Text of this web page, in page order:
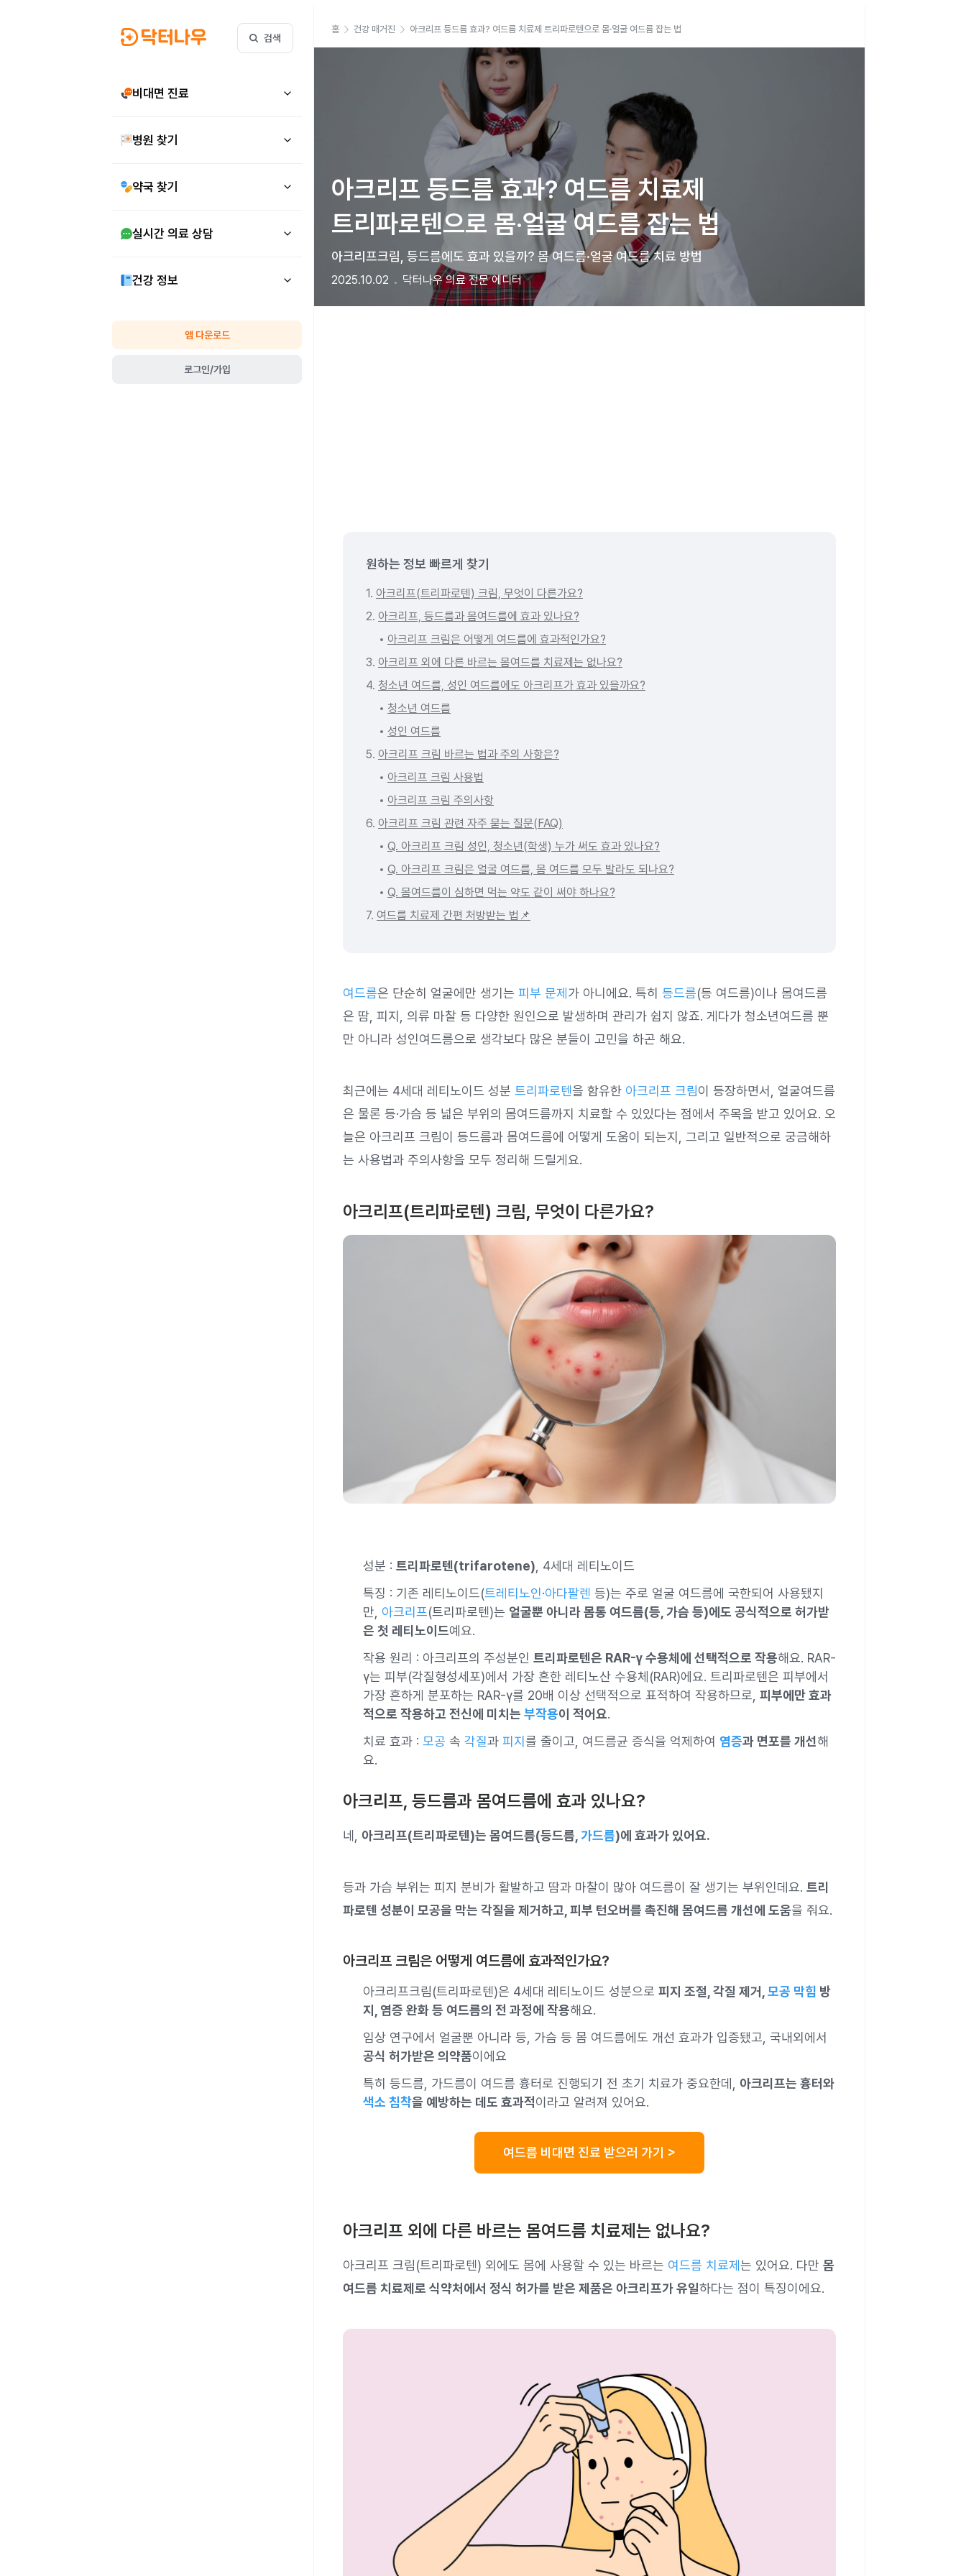
검색
비대면 진료
병원 찾기
약국 찾기
실시간 의료 상담
건강 정보
앱 다운로드
로그인/가입
홈 건강 매거진 아크리프 등드름 효과? 여드름 치료제 트리파로텐으로 몸·얼굴 여드름 잡는 법
아크리프 등드름 효과? 여드름 치료제
트리파로텐으로 몸·얼굴 여드름 잡는 법
아크리프크림, 등드름에도 효과 있을까? 몸 여드름·얼굴 여드름 치료 방법
2025.10.02 닥터나우 의료 전문 에디터
원하는 정보 빠르게 찾기
1. 아크리프(트리파로텐) 크림, 무엇이 다른가요?
2. 아크리프, 등드름과 몸여드름에 효과 있나요?
아크리프 크림은 어떻게 여드름에 효과적인가요?
3. 아크리프 외에 다른 바르는 몸여드름 치료제는 없나요?
4. 청소년 여드름, 성인 여드름에도 아크리프가 효과 있을까요?
청소년 여드름
성인 여드름
5. 아크리프 크림 바르는 법과 주의 사항은?
아크리프 크림 사용법
아크리프 크림 주의사항
6. 아크리프 크림 관련 자주 묻는 질문(FAQ)
Q. 아크리프 크림 성인, 청소년(학생) 누가 써도 효과 있나요?
Q. 아크리프 크림은 얼굴 여드름, 몸 여드름 모두 발라도 되나요?
Q. 몸여드름이 심하면 먹는 약도 같이 써야 하나요?
7. 여드름 치료제 간편 처방받는 법📌
여드름은 단순히 얼굴에만 생기는 피부 문제 가 아니에요. 특히 등드름(등 여드름)이나 몸여드름
은 땀, 피지, 의류 마찰 등 다양한 원인으로 발생하며 관리가 쉽지 않죠. 게다가 청소년여드름 뿐
만 아니라 성인여드름으로 생각보다 많은 분들이 고민을 하곤 해요.
최근에는 4세대 레티노이드 성분 트리파로텐을 함유한 아크리프 크림이 등장하면서, 얼굴여드름
은 물론 등·가슴 등 넓은 부위의 몸여드름까지 치료할 수 있있다는 점에서 주목을 받고 있어요. 오
늘은 아크리프 크림이 등드름과 몸여드름에 어떻게 도움이 되는지, 그리고 일반적으로 궁금해하
는 사용법과 주의사항을 모두 정리해 드릴게요.
아크리프(트리파로텐) 크림, 무엇이 다른가요?
성분 : 트리파로텐(trifarotene) , 4세대 레티노이드
특징 : 기존 레티노이드(트레티노인·아다팔렌 등)는 주로 얼굴 여드름에 국한되어 사용됐지
만, 아크리프(트리파로텐)는 얼굴뿐 아니라 몸통 여드름(등, 가슴 등)에도 공식적으로 허가받
은 첫 레티노이드예요.
작용 원리 : 아크리프의 주성분인 트리파로텐은 RAR-γ 수용체에 선택적으로 작용해요. RAR-
γ는 피부(각질형성세포)에서 가장 흔한 레티노산 수용체(RAR)에요. 트리파로텐은 피부에서
가장 흔하게 분포하는 RAR-γ를 20배 이상 선택적으로 표적하여 작용하므로, 피부에만 효과
적으로 작용하고 전신에 미치는 부작용이 적어요.
치료 효과 : 모공 속 각질과 피지 를 줄이고, 여드름균 증식을 억제하여 염증과 면포를 개선해
요.
아크리프, 등드름과 몸여드름에 효과 있나요?
네, 아크리프(트리파로텐)는 몸여드름(등드름, 가드름)에 효과가 있어요.
등과 가슴 부위는 피지 분비가 활발하고 땀과 마찰이 많아 여드름이 잘 생기는 부위인데요. 트리
파로텐 성분이 모공을 막는 각질을 제거하고, 피부 턴오버를 촉진해 몸여드름 개선에 도움을 줘요.
아크리프 크림은 어떻게 여드름에 효과적인가요?
아크리프크림(트리파로텐)은 4세대 레티노이드 성분으로 피지 조절, 각질 제거, 모공 막힘 방
지, 염증 완화 등 여드름의 전 과정에 작용해요.
임상 연구에서 얼굴뿐 아니라 등, 가슴 등 몸 여드름에도 개선 효과가 입증됐고, 국내외에서
공식 허가받은 의약품이에요
특히 등드름, 가드름이 여드름 흉터로 진행되기 전 초기 치료가 중요한데, 아크리프는 흉터와
색소 침착을 예방하는 데도 효과적이라고 알려져 있어요.
여드름 비대면 진료 받으러 가기 >
아크리프 외에 다른 바르는 몸여드름 치료제는 없나요?
아크리프 크림(트리파로텐) 외에도 몸에 사용할 수 있는 바르는 여드름 치료제 는 있어요. 다만 몸
여드름 치료제로 식약처에서 정식 허가를 받은 제품은 아크리프가 유일하다는 점이 특징이에요.